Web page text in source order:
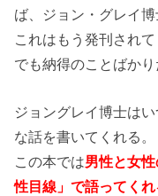
ば、ジョン・グレイ博
これはもう発刊され
でも納得のことばかり
ジョングレイ博士は
な話を書いてくれる。
この本では男性と女
性目線」で語ってく